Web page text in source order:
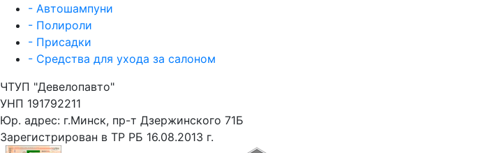
- Автошампуни
- Полироли
- Присадки
- Средства для ухода за салоном
ЧТУП "Девелопавто"
УНП 191792211
Юр. адрес: г.Минск, пр-т Дзержинского 71Б
Зарегистрирован в ТР РБ 16.08.2013 г.